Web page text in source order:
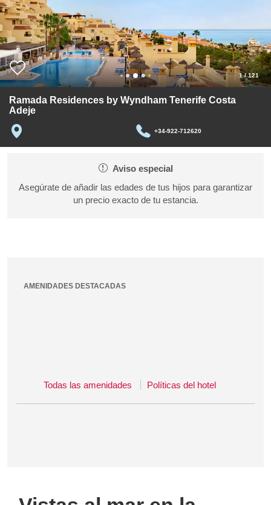
1/121
Ramada Residences by Wyndham Tenerife Costa
Adeje
+34-922-712620
Aviso especial
Asegúrate de añadir las edades de tus hijos para garantizar
un precio exacto de tu estancia.
AMENIDADES DESTACADAS
Todas las amenidades Políticas del hotel